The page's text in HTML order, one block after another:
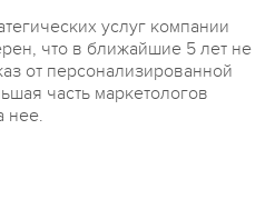
услуг компании
что в ближайшие 5 лет не
от персонализированной
часть маркетологов
нее.